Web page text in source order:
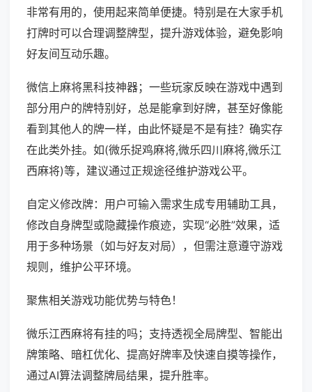
非常有用的，使用起来简单便捷。特别是在大家手机
打牌时可以合理调整牌型，提升游戏体验，避免影响
好友间互动乐趣。
微信上麻将黑科技神器；一些玩家反映在游戏中遇到
部分用户的牌特别好，总是能拿到好牌，甚至好像能
看到其他人的牌一样，由此怀疑是不是有挂？确实存
在此类外挂。如(微乐捉鸡麻将,微乐四川麻将,微乐江
西麻将)等，建议通过正规途径维护游戏公平。
自定义修改牌：用户可输入需求生成专用辅助工具，
修改自身牌型或隐藏操作痕迹，实现“必胜”效果，适
用于多种场景（如与好友对局），但需注意遵守游戏
规则，维护公平环境。
聚焦相关游戏功能优势与特色！
微乐江西麻将有挂的吗；支持透视全局牌型、智能出
牌策略、暗杠优化、提高好牌率及快速自摸等操作，
通过AI算法调整牌局结果，提升胜率。